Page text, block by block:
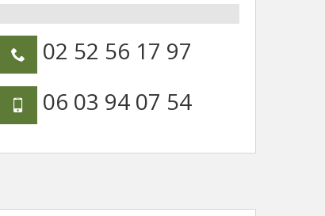
02 52 56 17 97
06 03 94 07 54